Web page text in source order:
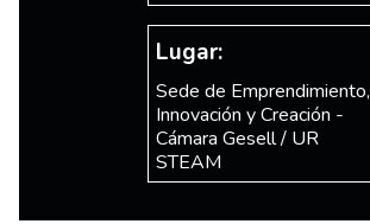
Lugar:
Sede de Emprendimiento,
Innovación y Creación -
Cámara Gesell / UR
STEAM